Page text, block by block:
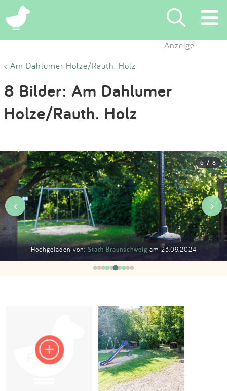
×
Suchen
Eintragen
App
Blog
Partner
Kontakt
Impressum
Anmelden
Anzeige
< Am Dahlumer Holze/Rauth. Holz
8 Bilder: Am Dahlumer
Holze/Rauth. Holz
Hochgeladen von: Stadt Braunschweig am 23.09.2024
5 / 8
‹ ›